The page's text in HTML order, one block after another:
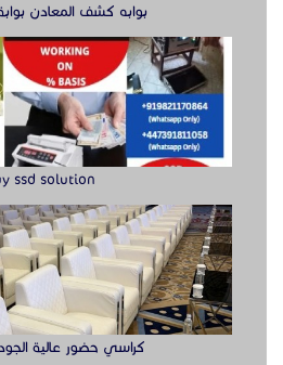
بوابه كشف المعادن
ssd solution
كراسي حضور عالية